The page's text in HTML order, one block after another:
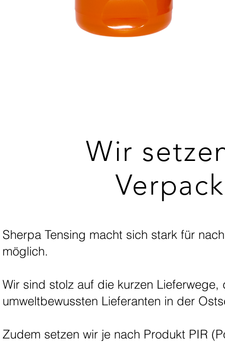
Wir
Sherpa Tensing macht sich stark für
möglich.
Wir sind stolz auf die kurzen
umweltbewussten Lieferanten in der
Zudem setzen wir je nach Produkt PIR